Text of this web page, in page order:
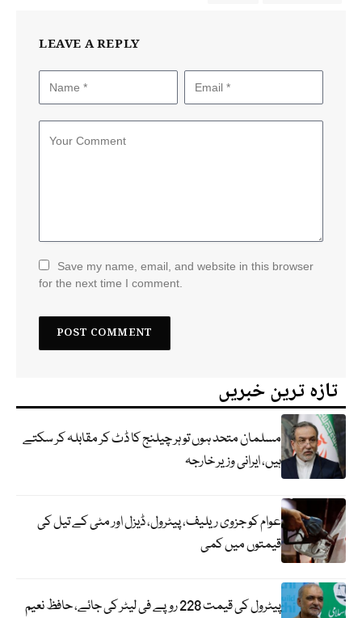
LEAVE A REPLY
Save my name, email, and website in this browser
for the next time I comment.
تازہ ترین خبریں
مسلمان متحد ہوں تو ہر چیلنج کا ڈٹ کر مقابلہ کر سکتے
ہیں، ایرانی وزیر خارجہ
عوام کو جزوی ریلیف، پیٹرول، ڈیزل اور مٹی کے تیل کی
قیمتوں میں کمی
پیٹرول کی قیمت 228 روپے فی لیٹر کی جائے، حافظ نعیم